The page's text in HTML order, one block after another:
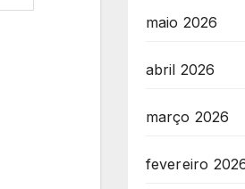
maio 2026
abril 2026
março 2026
fevereiro